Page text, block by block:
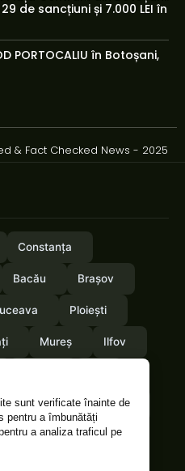
sunt verificate înainte de
pentru a îmbunătăți
a analiza traficul pe
de sancțiuni și 7.000 LEI în
PORTOCALIU în Botoșani,
& Fact Checked News - 2025
Constanța
Bacău Brașov
Ploiești
Mureș Ilfov
Vrancea Satumare
Caras-Severin